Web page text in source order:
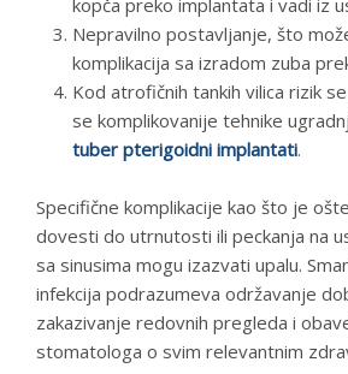
kopča preko implantata i vadi iz
Nepravilno postavljanje, što
komplikacija sa izradom zuba
Kod atrofičnih tankih vilica rizik
se komplikovanije tehnike
tuber pterigoidni implantati.
Specifične komplikacije kao što je
dovesti do utrnutosti ili peckanja na
sa sinusima mogu izazvati upalu.
infekcija podrazumeva održavanje
zakazivanje redovnih pregleda i
stomatologa o svim relevantnim